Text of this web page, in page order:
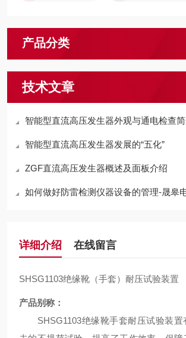
产品分类
技术文章
智能型直流高压发生器外观与通电检查
智能型直流高压发生器发展的“五化”
ZGF直流高压发生器概述及面板介绍
如何做好防雷检测仪器设备的管理-晟皋
详细介绍 在线留言
SHSG1103绝缘靴（手套）耐压试验装置
产品别称：
SHSG1103绝缘靴手套耐压试验装置